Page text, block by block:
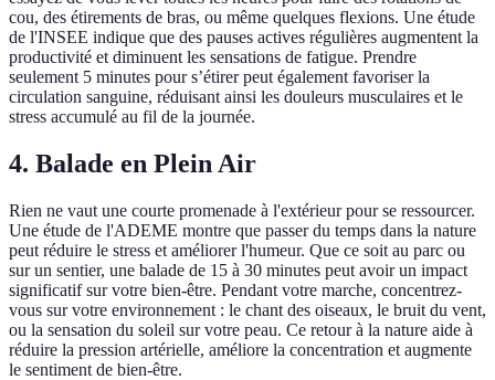
cou, des étirements de bras, ou même quelques flexions. Une étude
de l'INSEE indique que des pauses actives régulières augmentent la
productivité et diminuent les sensations de fatigue. Prendre
seulement 5 minutes pour s’étirer peut également favoriser la
circulation sanguine, réduisant ainsi les douleurs musculaires et le
stress accumulé au fil de la journée.
4. Balade en Plein Air
Rien ne vaut une courte promenade à l'extérieur pour se ressourcer.
Une étude de l'ADEME montre que passer du temps dans la nature
peut réduire le stress et améliorer l'humeur. Que ce soit au parc ou
sur un sentier, une balade de 15 à 30 minutes peut avoir un impact
significatif sur votre bien-être. Pendant votre marche, concentrez-
vous sur votre environnement : le chant des oiseaux, le bruit du vent,
ou la sensation du soleil sur votre peau. Ce retour à la nature aide à
réduire la pression artérielle, améliore la concentration et augmente
le sentiment de bien-être.